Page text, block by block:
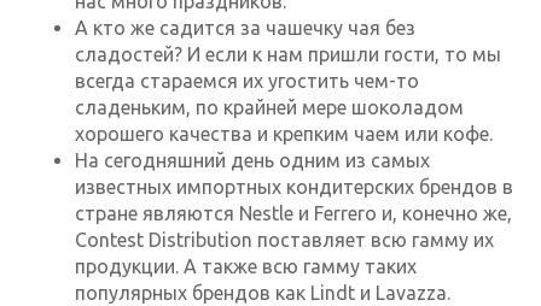
А кто же садится за чашечку чая без
сладостей? И если к нам пришли гости, то мы
всегда стараемся их угостить чем-то
сладеньким, по крайней мере шоколадом
хорошего качества и крепким чаем или кофе.
На сегодняшний день одним из самых
известных импортных кондитерских брендов в
стране являются Nestle и Ferrero и, конечно же,
Contest Distribution поставляет всю гамму их
продукции. А также всю гамму таких
популярных брендов как Lindt и Lavazza.